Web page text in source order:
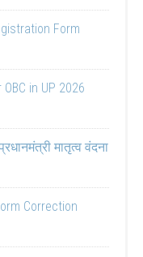
Form
in UP 2026
मातृत्व वंदना
Correction